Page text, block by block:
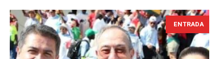
ENTRADA